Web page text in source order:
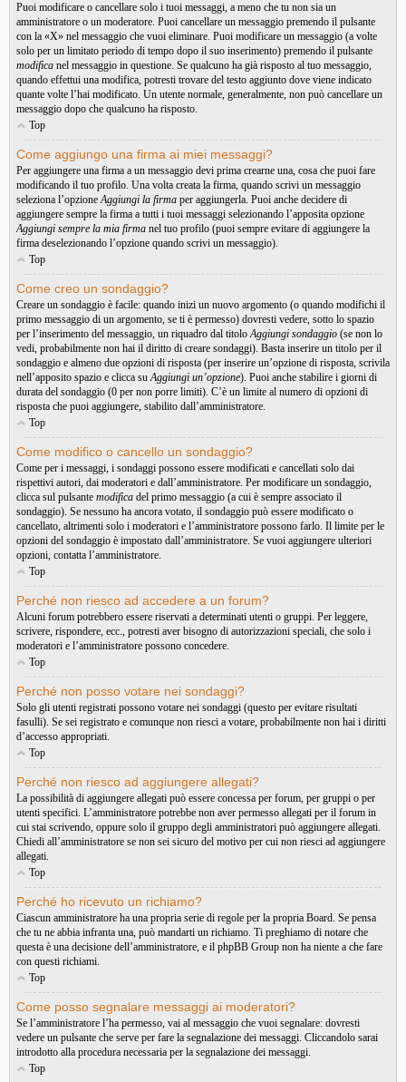
Puoi modificare o cancellare solo i tuoi messaggi, a meno che tu non sia un
amministratore o un moderatore. Puoi cancellare un messaggio premendo il pulsante
con la «X» nel messaggio che vuoi eliminare. Puoi modificare un messaggio (a volte
solo per un limitato periodo di tempo dopo il suo inserimento) premendo il pulsante
modifica nel messaggio in questione. Se qualcuno ha già risposto al tuo messaggio,
quando effettui una modifica, potresti trovare del testo aggiunto dove viene indicato
quante volte l’hai modificato. Un utente normale, generalmente, non può cancellare un
messaggio dopo che qualcuno ha risposto.
Top
Come aggiungo una firma ai miei messaggi?
Per aggiungere una firma a un messaggio devi prima crearne una, cosa che puoi fare
modificando il tuo profilo. Una volta creata la firma, quando scrivi un messaggio
seleziona l’opzioneAggiungi la firma per aggiungerla. Puoi anche decidere di
aggiungere sempre la firma a tutti i tuoi messaggi selezionando l’apposita opzione
Aggiungi sempre la mia firma nel tuo profilo (puoi sempre evitare di aggiungere la
firma deselezionando l’opzione quando scrivi un messaggio).
Top
Come creo un sondaggio?
Creare un sondaggio è facile: quando inizi un nuovo argomento (o quando modifichi il
primo messaggio di un argomento, se ti è permesso) dovresti vedere, sotto lo spazio
per l’inserimento del messaggio, un riquadro dal titoloAggiungi sondaggio (se non lo
vedi, probabilmente non hai il diritto di creare sondaggi). Basta inserire un titolo per il
sondaggio e almeno due opzioni di risposta (per inserire un’opzione di risposta, scrivila
nell’apposito spazio e clicca suAggiungi un’opzione). Puoi anche stabilire i giorni di
durata del sondaggio (0 per non porre limiti). C’è un limite al numero di opzioni di
risposta che puoi aggiungere, stabilito dall’amministratore.
Top
Come modifico o cancello un sondaggio?
Come per i messaggi, i sondaggi possono essere modificati e cancellati solo dai
rispettivi autori, dai moderatori e dall’amministratore. Per modificare un sondaggio,
clicca sul pulsante modifica del primo messaggio (a cui è sempre associato il
sondaggio). Se nessuno ha ancora votato, il sondaggio può essere modificato o
cancellato, altrimenti solo i moderatori e l’amministratore possono farlo. Il limite per le
opzioni del sondaggio è impostato dall’amministratore. Se vuoi aggiungere ulteriori
opzioni, contatta l’amministratore.
Top
Perché non riesco ad accedere a un forum?
Alcuni forum potrebbero essere riservati a determinati utenti o gruppi. Per leggere,
scrivere, rispondere, ecc., potresti aver bisogno di autorizzazioni speciali, che solo i
moderatori e l’amministratore possono concedere.
Top
Perché non posso votare nei sondaggi?
Solo gli utenti registrati possono votare nei sondaggi (questo per evitare risultati
fasulli). Se sei registrato e comunque non riesci a votare, probabilmente non hai i diritti
d’accesso appropriati.
Top
Perché non riesco ad aggiungere allegati?
La possibilità di aggiungere allegati può essere concessa per forum, per gruppi o per
utenti specifici. L’amministratore potrebbe non aver permesso allegati per il forum in
cui stai scrivendo, oppure solo il gruppo degli amministratori può aggiungere allegati.
Chiedi all’amministratore se non sei sicuro del motivo per cui non riesci ad aggiungere
allegati.
Top
Perché ho ricevuto un richiamo?
Ciascun amministratore ha una propria serie di regole per la propria Board. Se pensa
che tu ne abbia infranta una, può mandarti un richiamo. Ti preghiamo di notare che
questa è una decisione dell’amministratore, e il phpBB Group non ha niente a che fare
con questi richiami.
Top
Come posso segnalare messaggi ai moderatori?
Se l’amministratore l’ha permesso, vai al messaggio che vuoi segnalare: dovresti
vedere un pulsante che serve per fare la segnalazione dei messaggi. Cliccandolo sarai
introdotto alla procedura necessaria per la segnalazione dei messaggi.
Top